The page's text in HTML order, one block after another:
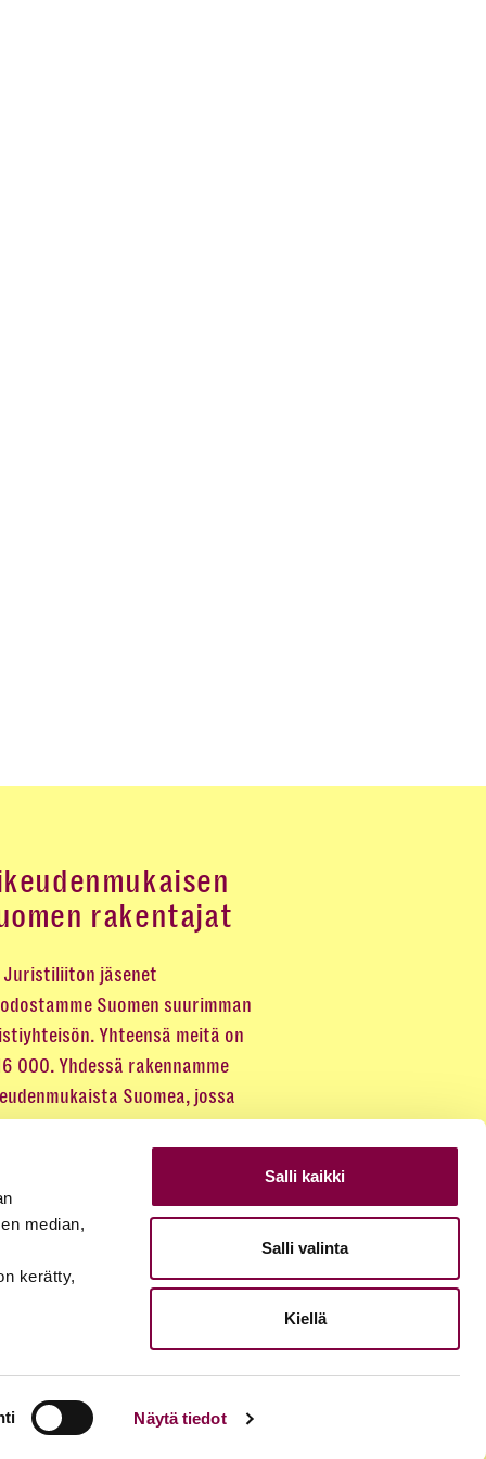
median,
kerätty,
Näytä tiedot
Salli kaikki
Salli valinta
Kiellä
rakentajat
Juristiliiton jäsenet
Suomen suurimman
Yhteensä meitä on
000. Yhdessä rakennamme
Suomea, jossa